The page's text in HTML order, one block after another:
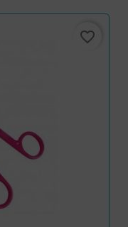
favorite_border